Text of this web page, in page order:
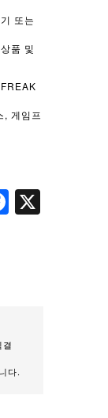
또는
품 및
, 게임프
다.